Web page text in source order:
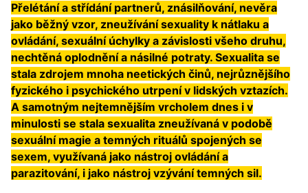
Přelétání a střídání partnerů, znásilňování, nevěra
jako běžný vzor, zneužívání sexuality k nátlaku a
ovládání, sexuální úchylky a závislosti všeho druhu,
nechtěná oplodnění a násilné potraty. Sexualita se
stala zdrojem mnoha neetických činů, nejrůznějšího
fyzického i psychického utrpení v lidských vztazích.
A samotným nejtemnějším vrcholem dnes i v
minulosti se stala sexualita zneužívaná v podobě
sexuální magie a temných rituálů spojených se
sexem, využívaná jako nástroj ovládání a
parazitování, i jako nástroj vzývání temných sil.